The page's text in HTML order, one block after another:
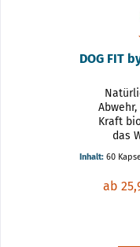
DOG FIT
Kraft
das
Hundes.
Inhalt: 60
ab